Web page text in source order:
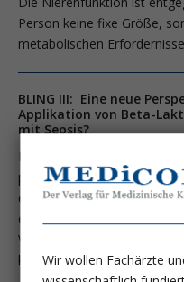
Person keine fixe Größe,
metabolischen
BLING III: Eine neue
Applikation von Beta-
mit Sepsis?
Die Idee, Antibiotika mit
prolongiert zu applizieren,
entstanden. Bereits 1953
experimentellen
Verbesserung der
kontinuierlichen Applikation
Wir wollen Fachärzte